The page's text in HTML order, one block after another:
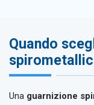
Quando
Una guarnizione